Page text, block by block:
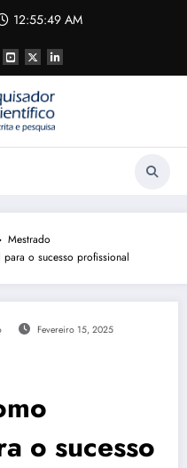
12:55:49 AM
Mestrado
o sucesso profissional
Fevereiro 15, 2025
o sucesso